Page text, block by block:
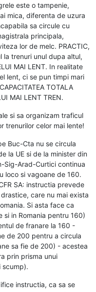
este o tampenie,
mica, diferenta de uzura
sa circule cu
principala,
lor de melc. PRACTIC,
la trenuri unul dupa altul,
MAI LENT. In realitate
lent, ci se pun timpi mari
TOTALA
MAI LENT TREN.
si sa organizam traficul
trenurilor celor mai lente!
Buc-Cta nu se circula
la UE si de la minister din
Sig-Arad-Curtici continua
loco si vagoane de 160.
SA: instructia prevede
care nu mai exista
Si asta face ca
in Romania pentru 160)
de franare la 160 -
de 200 pentru a circula
sa fie de 200) - acestea
prin prisma unui
scump).
instructia, ca sa se